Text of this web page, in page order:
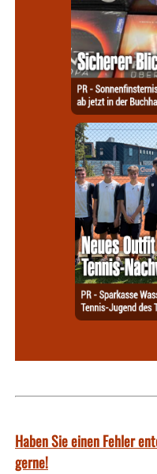
Haben Sie einen Fehler
gerne!